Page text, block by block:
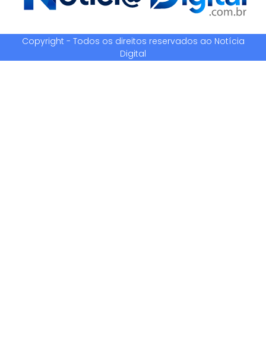
Copyright - Todos os direitos reservados ao Notícia
Digital